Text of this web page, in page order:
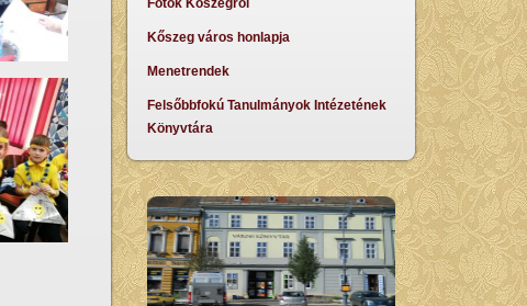
Fotók Kőszegről
Kőszeg város honlapja
Menetrendek
Felsőbbfokú Tanulmányok Intézetének
Könyvtára